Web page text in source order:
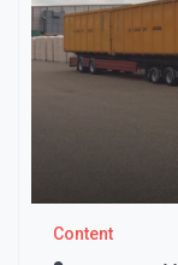
Content